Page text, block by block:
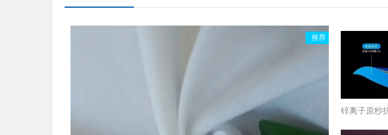
推荐